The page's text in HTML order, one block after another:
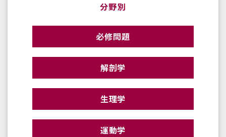
分野別
必修問題
解剖学
生理学
運動学